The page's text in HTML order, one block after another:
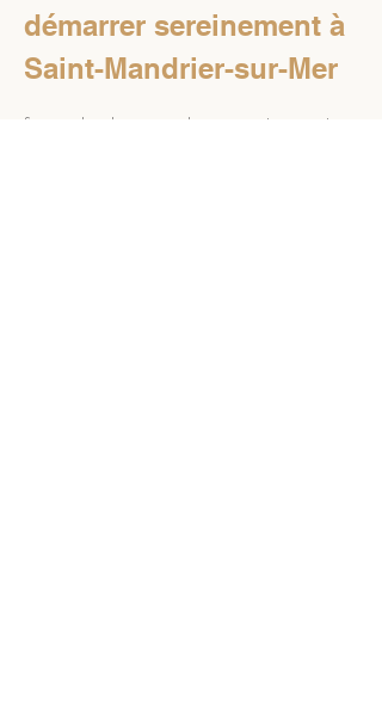
démarrer sereinement à
Saint-Mandrier-sur-Mer
Si vous cherchez un cadre rassurant pour votre